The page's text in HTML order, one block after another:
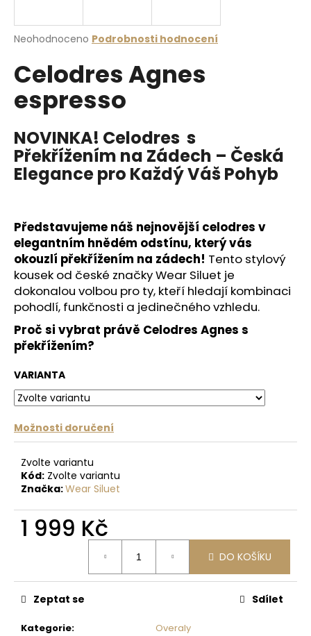
Průměrné
produktu
je
z
hvězdiček.
Neohodnoceno Podrobnosti hodnocení
Celodres Agnes
espresso
NOVINKA! Celodres s
Překřížením na Zádech – Česká
Elegance pro Každý Váš Pohyb
Představujeme náš nejnovější celodres v
elegantním hnědém odstínu, který vás
okouzlí překřížením na zádech! Tento stylový
kousek od české značky Wear Siluet je
dokonalou volbou pro ty, kteří hledají kombinaci
pohodlí, funkčnosti a jedinečného vzhledu.
Proč si vybrat právě Celodres Agnes s
překřížením?
VARIANTA
Možnosti doručení
Zvolte variantu
Kód: Zvolte variantu
Značka:Wear Siluet
1 999 Kč
DO KOŠÍKU
Kategorie: Overaly
Zeptat se Sdílet
j
t
?
HLEDAT
D
o
p
o
r
u
č
u
j
e
m
e
DRES
S
ZÁDY
ČERNÁ
359
Kč
Původně: